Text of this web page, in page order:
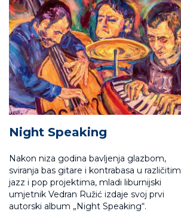
Night Speaking
Nakon niza godina bavljenja glazbom,
sviranja bas gitare i kontrabasa u različitim
jazz i pop projektima, mladi liburnijski
umjetnik Vedran Ružić izdaje svoj prvi
autorski album „Night Speaking“.